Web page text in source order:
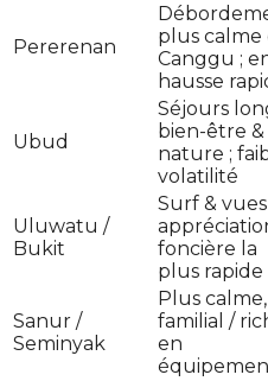
Pererenan
plus calme
Canggu ;
hausse
Ubud
Séjours
bien-être &
nature ;
volatilité
Uluwatu /
Bukit
Surf & vues
foncière la
plus rapide
Sanur /
Seminyak
Plus calme,
familial /
en